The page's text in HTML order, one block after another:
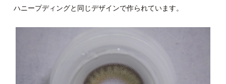
ハニープディングと同じデザインで作られています。